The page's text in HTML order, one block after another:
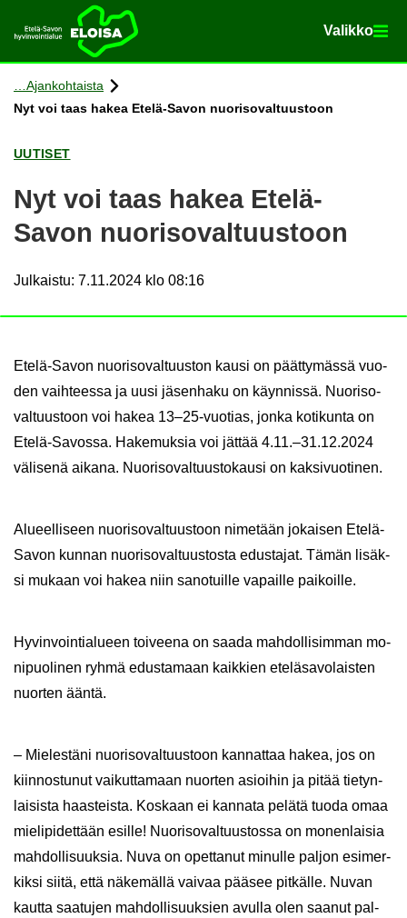
Etusi­vu Va­lik­ko
Va­lik­ko
Siir­ry si­säl­töön
Ajan­koh­tais­ta
Nyt voi taas hakea Etelä-​Savon nuo­ri­so­val­tuus­toon
UU­TI­SET
Nyt voi taas hakea Etelä-​
Savon nuo­ri­so­val­tuus­toon
Julkaistu: 7.11.2024 klo 08:16
Etelä-​Savon nuo­ri­so­val­tuus­ton kausi on päät­ty­mäs­sä vuo­
den vaih­tees­sa ja uusi jä­sen­ha­ku on käyn­nis­sä. Nuo­ri­so­
val­tuus­toon voi hakea 13–25-​vuotias, jonka ko­ti­kun­ta on
Etelä-​Savossa. Ha­ke­muk­sia voi jät­tää 4.11.–31.12.2024
vä­li­se­nä ai­ka­na. Nuo­ri­so­val­tuus­to­kausi on kak­si­vuo­ti­nen.
Alu­eel­li­seen nuo­ri­so­val­tuus­toon ni­me­tään jo­kai­sen Etelä-​
Savon kun­nan nuo­ri­so­val­tuus­tos­ta edus­ta­jat. Tämän li­säk­
si mu­kaan voi hakea niin sa­no­tuil­le va­pail­le pai­koil­le.
Hy­vin­voin­tia­lu­een toi­vee­na on saada mah­dol­li­sim­man mo­
ni­puo­li­nen ryhmä edus­ta­maan kaik­kien ete­lä­sa­vo­lais­ten
nuor­ten ääntä.
– Mie­les­tä­ni nuo­ri­so­val­tuus­toon kan­nat­taa hakea, jos on
kiin­nos­tu­nut vai­kut­ta­maan nuor­ten asioi­hin ja pitää tie­tyn­
lai­sis­ta haas­teis­ta. Kos­kaan ei kan­na­ta pe­lä­tä tuoda omaa
mie­li­pi­det­tään esil­le! Nuo­ri­so­val­tuus­tos­sa on mo­nen­lai­sia
mah­dol­li­suuk­sia. Nuva on opet­ta­nut mi­nul­le pal­jon esi­mer­
kik­si siitä, että nä­ke­mäl­lä vai­vaa pää­see pit­käl­le. Nuvan
kaut­ta saa­tu­jen mah­dol­li­suuk­sien avul­la olen saa­nut pal­